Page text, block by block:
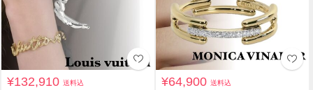
¥132,910送料込 ¥64,900送料込